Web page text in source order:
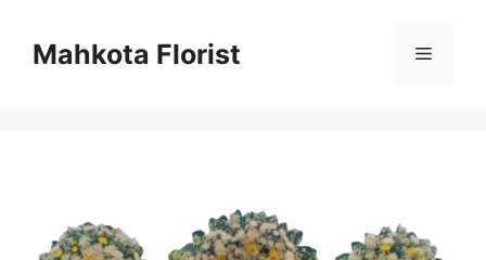
Mahkota Florist